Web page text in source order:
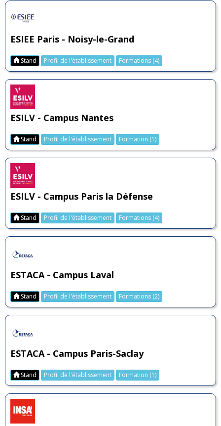
ESIEE Paris - Noisy-le-Grand
Stand Profil de l'établissement Formations (4)
ESILV - Campus Nantes
Stand Profil de l'établissement Formation (1)
ESILV - Campus Paris la Défense
Stand Profil de l'établissement Formations (4)
ESTACA - Campus Laval
Stand Profil de l'établissement Formations (2)
ESTACA - Campus Paris-Saclay
Stand Profil de l'établissement Formation (1)